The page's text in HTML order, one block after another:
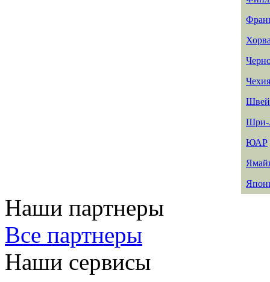
Чехия
Шри-
ЮАР
Наши партнеры
Все партнеры
Наши сервисы